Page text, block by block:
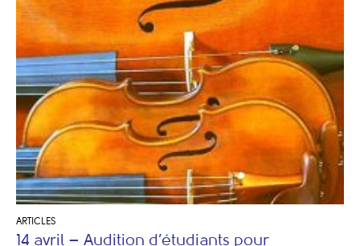
ARTICLES
14 avril – Audition d’étudiants pour